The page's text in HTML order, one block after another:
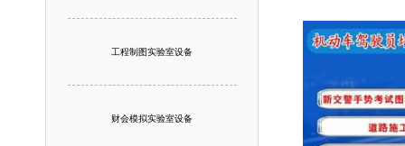
工程制图实验室设备
财会模拟实验室设备